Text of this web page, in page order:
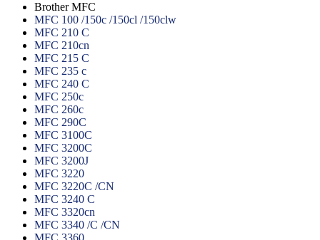
Brother MFC
MFC 100 /150c /150cl /150clw
MFC 210 C
MFC 210cn
MFC 215 C
MFC 235 c
MFC 240 C
MFC 250c
MFC 260c
MFC 290C
MFC 3100C
MFC 3200C
MFC 3200J
MFC 3220
MFC 3220C /CN
MFC 3240 C
MFC 3320cn
MFC 3340 /C /CN
MFC 3360